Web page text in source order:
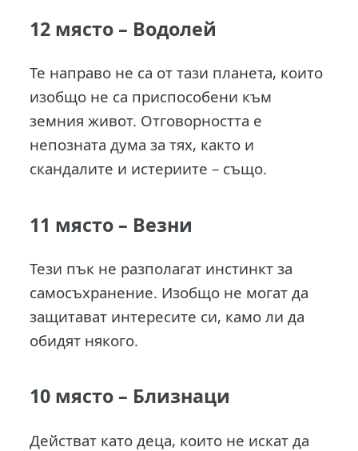
12 място – Водолей
Те направо не са от тази планета, които
изобщо не са приспособени към
земния живот. Отговорността е
непозната дума за тях, както и
скандалите и истериите – също.
11 място – Везни
Тези пък не разполагат инстинкт за
самосъхранение. Изобщо не могат да
защитават интересите си, камо ли да
обидят някого.
10 място – Близнаци
Действат като деца, които не искат да